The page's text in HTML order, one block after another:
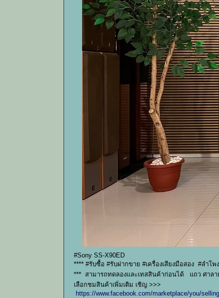
#Sony SS-X90ED
**** #รับซื้อ #รับฝากขาย #เครื่องเสียงมือสอง #ลำ
*** สามารถทดลองและเทสสินค้าก่อนได้ แถว ศาลา
เลือกชมสินค้าเพิ่มเติม เชิญ >>>
https://www.facebook.com/marketplace/you/